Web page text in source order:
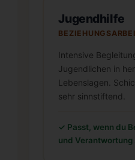
Jugendhilfe
Intensive
Jugendlichen in
Lebenslagen.
sehr sinnstiftend.
✓ Passt, wenn du
und Verantwortung